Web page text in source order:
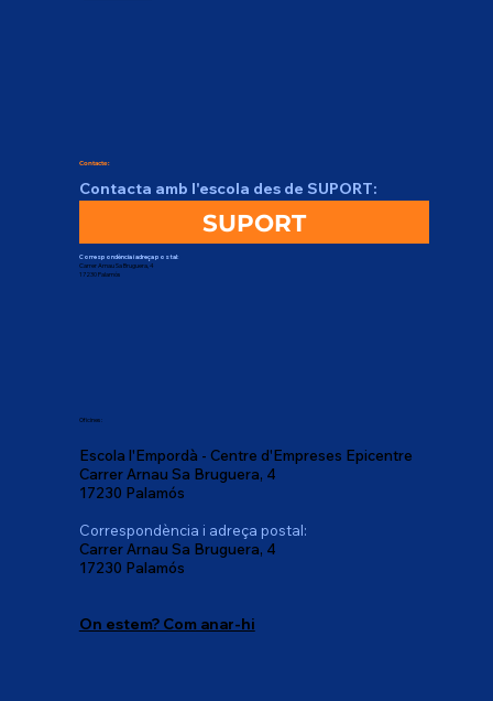
Contacte:
Contacta amb l'escola des de SUPORT:
SUPORT
Correspondència i adreça postal:
Carrer Arnau Sa Bruguera, 4
17230 Palamós
Oficines:
Escola l'Empordà - Centre d'Empreses Epicentre
Carrer Arnau Sa Bruguera, 4
17230 Palamós
Correspondència i adreça postal:
Carrer Arnau Sa Bruguera, 4
17230 Palamós
On estem? Com anar-hi